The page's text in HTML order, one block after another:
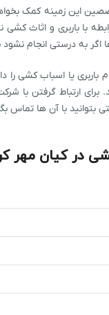
این زمینه کمک
با باربری و اثاث
اگر به درستی انجام
باربری یا اسباب کشی
برای ارتباط گرفتن با
بتوانید با آن ها تماس
در کیان مهر